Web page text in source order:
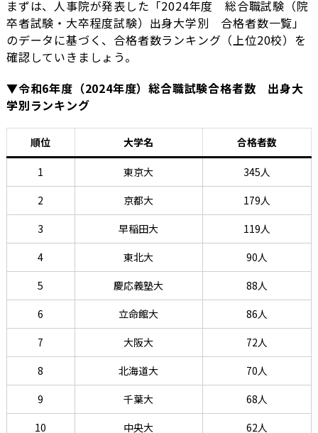
まずは、人事院が発表した「2024年度 総合職試験（院
卒者試験・大卒程度試験）出身大学別 合格者数一覧」
のデータに基づく、合格者数ランキング（上位20校）を
確認していきましょう。
▼令和6年度（2024年度）総合職試験合格者数 出身大
学別ランキング
順位 大学名 合格者数
1 東京大
345人
2
京都大
179人
3
早稲田大
119人
4
東北大
90人
5
慶応義塾大
88人
6
立命館大
86人
7
大阪大
72人
8
北海道大
70人
9
千葉大
68人
10
中央大 62人